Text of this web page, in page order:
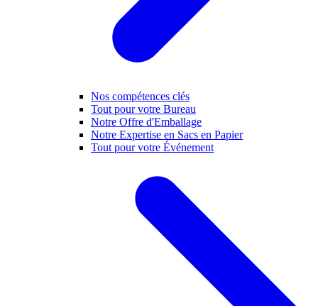
Nos compétences clés
Tout pour votre Bureau
Notre Offre d'Emballage
Notre Expertise en Sacs en Papier
Tout pour votre Événement